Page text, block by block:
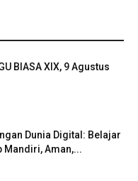
BIASA XIX, 9 Agustus
Dunia Digital: Belajar
Mandiri, Aman,...